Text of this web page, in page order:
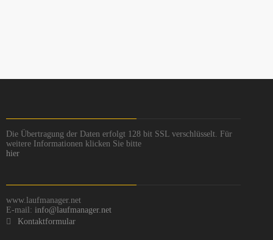
Die Übertragung der Daten erfolgt 128 bit SSL verschlüsselt. Für
weitere Informationen klicken Sie bitte
hier
www.laufmanager.net
E-mail: info@laufmanager.net
Kontaktformular